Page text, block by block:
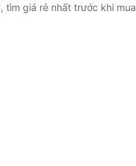
tìm giá rẻ nhất trước khi